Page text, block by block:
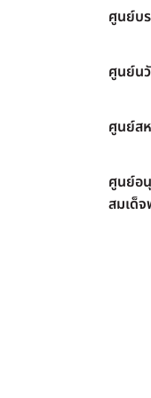
ศูนย์บ
ศูนย์น
ศูนย์ส
ศูนย์อ
สมเด็